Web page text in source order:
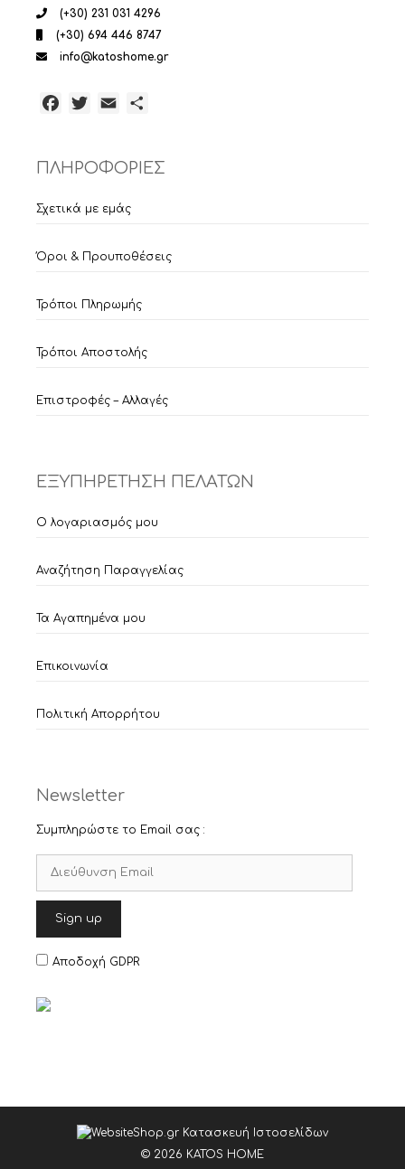
(+30) 231 031 4296
(+30) 694 446 8747
info@katoshome.gr
Facebook
TwitterEmail
ΠΛΗΡΟΦΟΡΙΕΣ
Σχετικά με εμάς
Όροι & Προυποθέσεις
Τρόποι Πληρωμής
Τρόποι Αποστολής
Επιστροφές – Αλλαγές
ΕΞΥΠΗΡΕΤΗΣΗ ΠΕΛΑΤΩΝ
Ο λογαριασμός μου
Αναζήτηση Παραγγελίας
Τα Αγαπημένα μου
Επικοινωνία
Πολιτική Απορρήτου
Newsletter
Συμπληρώστε το Email σας :
Αποδοχή GDPR
© 2026 KATOS HOME